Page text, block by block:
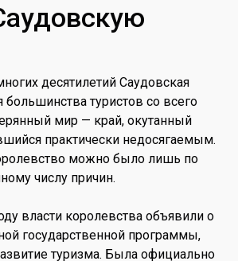
десятилетий Саудовская
туристов со всего
мир — край, окутанный
практически недосягаемым.
можно было лишь по
числу причин.
власти королевства объявили о
государственной программы,
туризма. Была официально